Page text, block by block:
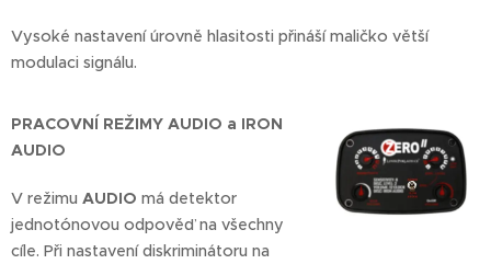
Vysoké nastavení úrovně hlasitosti přináší maličko větší
modulaci signálu.
PRACOVNÍ REŽIMY AUDIO a IRON
AUDIO
V režimu AUDIO má detektor
jednotónovou odpověď na všechny
cíle. Při nastavení diskriminátoru na